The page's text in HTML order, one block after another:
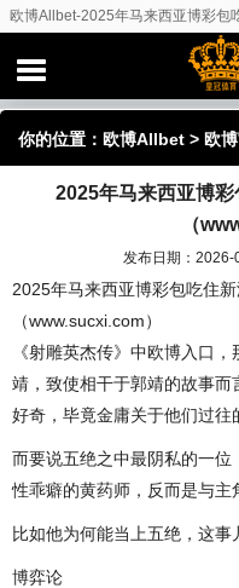
欧博Allbet-2025年马来西亚博彩包
你的位置： 欧博Allbet > 欧
澳门葡京博彩界标杆（
2025年马来西亚博
（
发布日期：
2025年马来西亚博彩包吃住
（www.sucxi.com）
《射雕英杰传》中欧博入口
靖，致使相干于郭靖的故事
好奇，毕竟金庸关于他们过往
而要说五绝之中最阴私的一
性乖癖的黄药师，反而是与主
比如他为何能当上五绝，这事
博弈论